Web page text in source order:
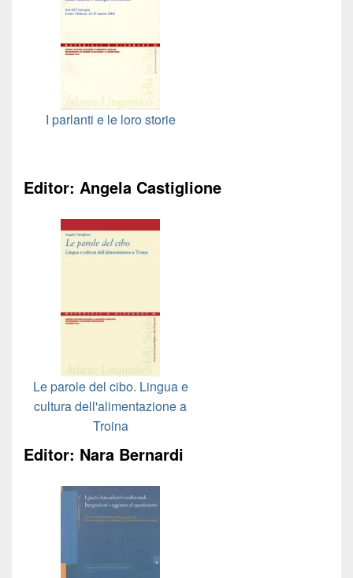
I parlanti e le loro storie
Editor: Angela Castiglione
Le parole del cibo. Lingua e
cultura dell'alimentazione a
Troina
Editor: Nara Bernardi